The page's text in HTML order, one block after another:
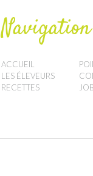
Navigation
ACCUEIL
LES ÉLEVEURS
RECETTES